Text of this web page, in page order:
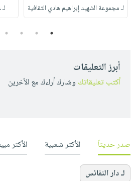
لـ مجموعة الشهيد إبراهيم هادي الثقافية
1
2
3
4
أبرز التعليقات
أكتب تعليقاتك وشارك أراءك مع الأخرين
صدر حديثاً الأكثر شعبية الأكثر
لـ دار النفائس